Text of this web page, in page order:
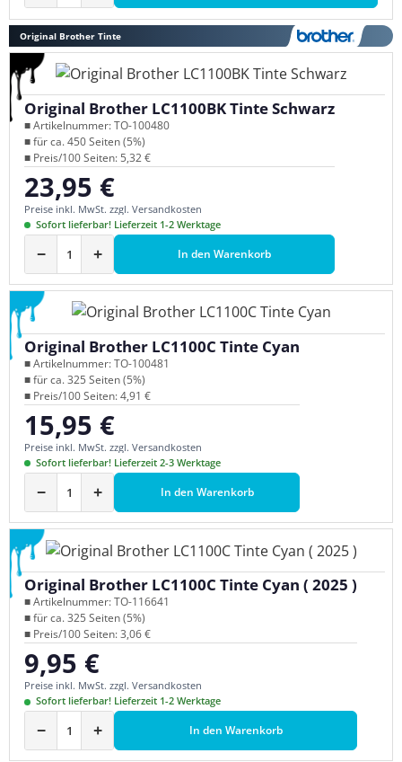
Original Brother Tinte
Original Brother LC1100BK Tinte Schwarz
■ Artikelnummer: TO-100480
■ für ca. 450 Seiten (5%)
■ Preis/100 Seiten: 5,32 €
Regulärer Preis:
23,95 €
Preise inkl. MwSt. zzgl. Versandkosten
Sofort lieferbar! Lieferzeit 1-2 Werktage
− + In den Warenkorb
Original Brother LC1100C Tinte Cyan
■ Artikelnummer: TO-100481
■ für ca. 325 Seiten (5%)
■ Preis/100 Seiten: 4,91 €
Regulärer Preis:
15,95 €
Preise inkl. MwSt. zzgl. Versandkosten
Sofort lieferbar! Lieferzeit 2-3 Werktage
− + In den Warenkorb
Original Brother LC1100C Tinte Cyan ( 2025 )
■ Artikelnummer: TO-116641
■ für ca. 325 Seiten (5%)
■ Preis/100 Seiten: 3,06 €
Regulärer Preis:
9,95 €
Preise inkl. MwSt. zzgl. Versandkosten
Sofort lieferbar! Lieferzeit 1-2 Werktage
− + In den Warenkorb